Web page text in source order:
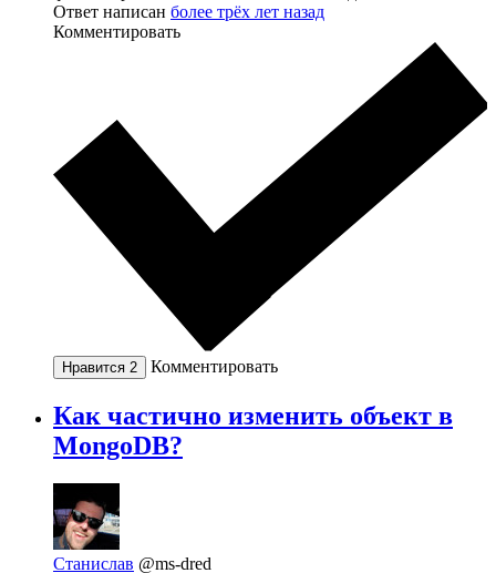
Ответ написан более трёх лет назад
Комментировать
Нравится 2 Комментировать
Как частично изменить объект в
MongoDB?
Станислав @ms-dred